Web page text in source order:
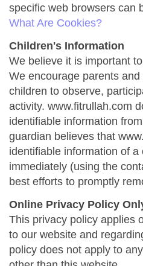
specific web browsers can
What Are Cookies?
Children's Information
We believe it is important
We encourage parents
children to observe,
activity. www.fitrullah.com
identifiable information
guardian believes that
identifiable information of
immediately (using the
best efforts to promptly
Online Privacy Policy
This privacy policy applies
to our website and
policy does not apply to